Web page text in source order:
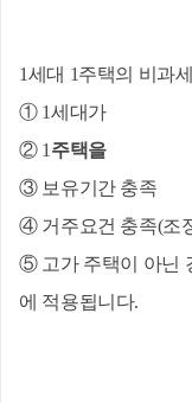
1세대 1주택의 비과
① 1세대가
② 1 주택을
③ 보유기간 충족
④ 거주요건 충족(조
⑤ 고가 주택이 아닌
에 적용됩니다.